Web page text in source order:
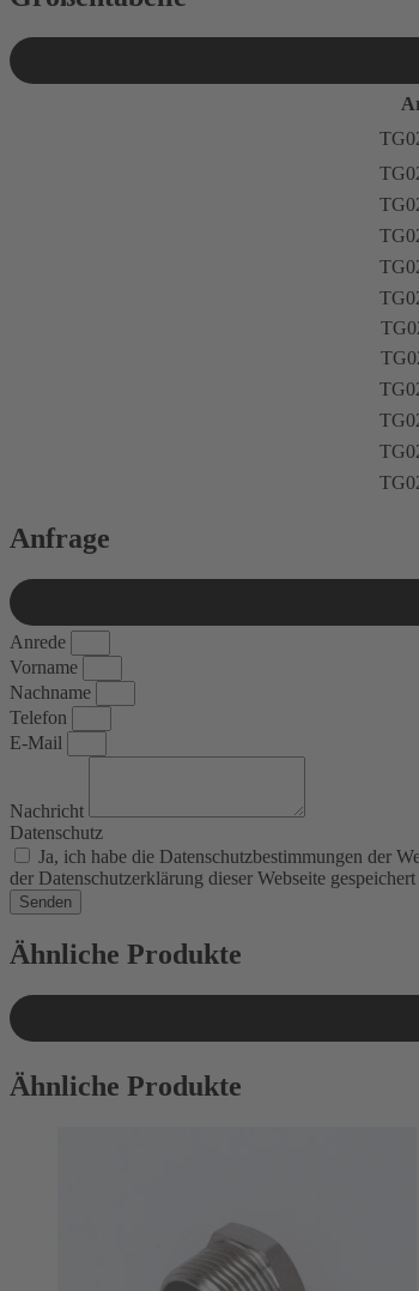
Anfrage
Anrede
Vorname
Nachname
Telefon
E-Mail
Nachricht
Datenschutz
Ja, ich habe die Datenschutzbestimmungen der
der Datenschutzerklärung dieser Webseite
Senden
Ähnliche Produkte
Ähnliche Produkte